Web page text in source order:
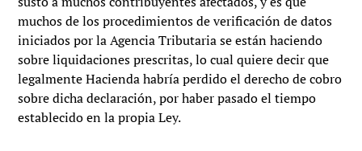
muchos de los procedimientos de verificación de datos
iniciados por la Agencia Tributaria se están haciendo
sobre liquidaciones prescritas, lo cual quiere decir que
legalmente Hacienda habría perdido el derecho de cobro
sobre dicha declaración, por haber pasado el tiempo
establecido en la propia Ley.